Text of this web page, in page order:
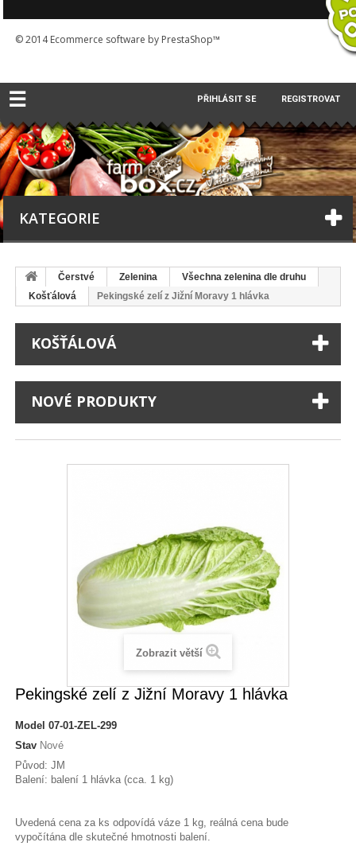
© 2014Ecommerce software by PrestaShop™
☰ PŘIHLÁSIT SE REGISTROVAT
KATEGORIE
Čerstvé Zelenina
Všechna zelenina dle druhu
Košťálová
Pekingské zelí z Jižní Moravy 1 hlávka
KOŠŤÁLOVÁ
NOVÉ PRODUKTY
Zobrazit větší
Pekingské zelí z Jižní Moravy 1 hlávka
Model 07-01-ZEL-299
Stav Nové
Původ: JM
Balení: balení 1 hlávka (cca. 1 kg)
Uvedená cena za ks odpovídá váze 1 kg, reálná cena bude
vypočítána dle skutečné hmotnosti balení.